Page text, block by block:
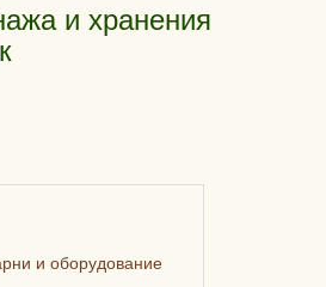
и хранения
и оборудование